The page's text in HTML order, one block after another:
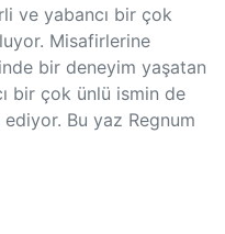
ve yabancı bir çok
Misafirlerine
bir deneyim yaşatan
bir çok ünlü ismin de
Bu yaz Regnum